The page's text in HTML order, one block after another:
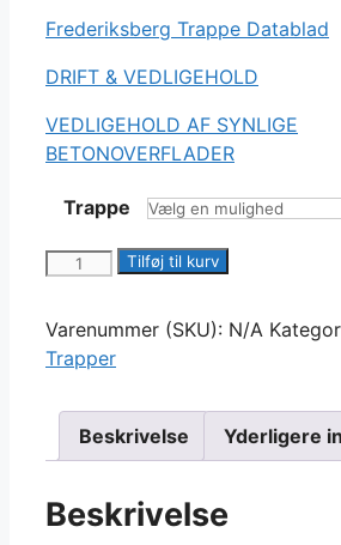
Frederiksberg Trappe Datablad
DRIFT & VEDLIGEHOLD
VEDLIGEHOLD AF SYNLIGE
BETONOVERFLADER
Trappe
Frederiksberg
antal
Tilføj til kurv
Varenummer (SKU): N/A
Trapper
Beskrivelse Yderligere
Beskrivelse